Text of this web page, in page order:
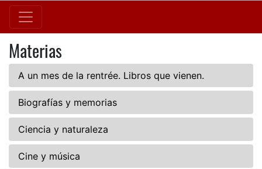
Materias
A un mes de la rentrée. Libros que vienen.
Biografías y memorias
Ciencia y naturaleza
Cine y música